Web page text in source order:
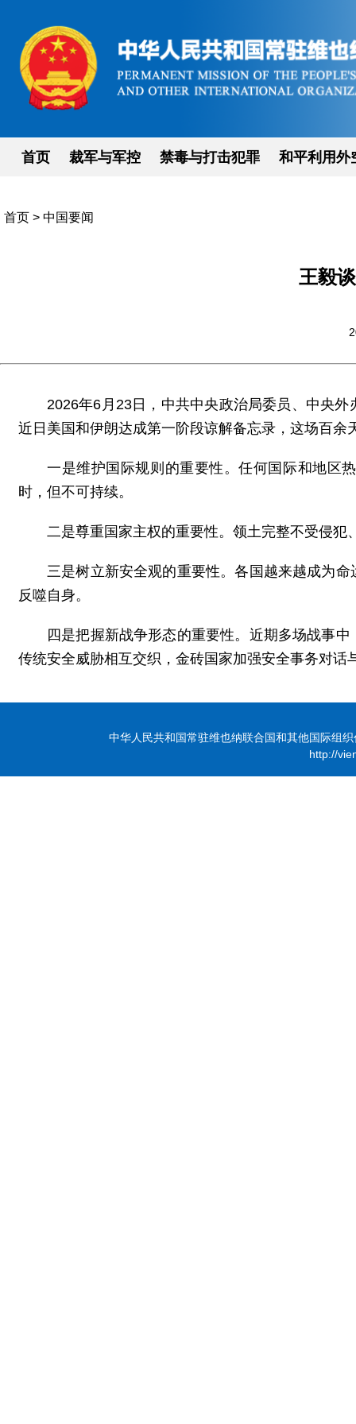
首页 裁军与军控 禁毒与打击犯罪 和平利用外
首页 > 中国要闻
王毅
2026年6月23日，中共中央政治局委员、中央
近日美国和伊朗达成第一阶段谅解备忘录，这场百
一是维护国际规则的重要性。任何国际和地区
时，但不可持续。
二是尊重国家主权的重要性。领土完整不受侵
三是树立新安全观的重要性。各国越来越成为
反噬自身。
四是把握新战争形态的重要性。近期多场战事
传统安全威胁相互交织，金砖国家加强安全事务对话
中华人民共和国常驻维也纳联合国和其他国际组
http://